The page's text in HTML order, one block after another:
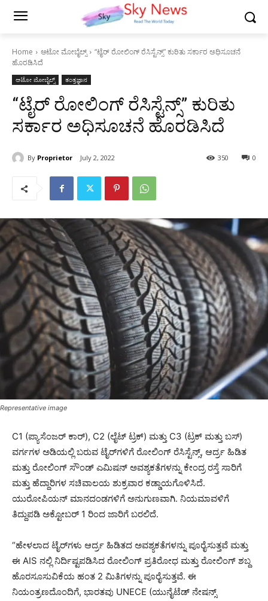
Home ಆಟೋ ಮೋಬೈಲ್ಸ್
“ಟೈರ್ ರೋಲಿಂಗ್ ರೆಸಿಸ್ಟೆನ್ಸ್” ಕುರಿತು ಸರ್ಕಾರ ಅಧಿಸೂಚನೆ
ಹೊರಡಿಸಿದೆ
ಆಟೋ ಮೋಬೈಲ್ಸ್ ತಂತ್ರಜ್ಞಾನ
“ಟೈರ್ ರೋಲಿಂಗ್ ರೆಸಿಸ್ಟೆನ್ಸ್” ಕುರಿತು
ಸರ್ಕಾರ ಅಧಿಸೂಚನೆ ಹೊರಡಿಸಿದೆ
By Proprietor July 2, 2022 0
350
Representative image
C1 (ಪ್ಯಾಸೆಂಜರ್ ಕಾರ್), C2 (ಲೈಟ್ ಟ್ರಕ್) ಮತ್ತು C3 (ಟ್ರಕ್ ಮತ್ತು ಬಸ್)
ವರ್ಗಗಳ ಅಡಿಯಲ್ಲಿ ಬರುವ ಟೈರ್‌ಗಳಿಗೆ ರೋಲಿಂಗ್ ರೆಸಿಸ್ಟೆನ್ಸ್, ಆರ್ದ್ರ ಹಿಡಿತ
ಮತ್ತು ರೋಲಿಂಗ್ ಸೌಂಡ್ ಎಮಿಷನ್ ಅವಶ್ಯಕತೆಗಳನ್ನು ಕೇಂದ್ರ ರಸ್ತೆ ಸಾರಿಗೆ
ಮತ್ತು ಹೆದ್ದಾರಿಗಳ ಸಚಿವಾಲಯ ಶುಕ್ರವಾರ ಕಡ್ಡಾಯಗೊಳಿಸಿದೆ.
ಯುರೋಪಿಯನ್ ಮಾನದಂಡಗಳಿಗೆ ಅನುಗುಣವಾಗಿ. ನಿಯಮಾವಳಿಗೆ
ತಿದ್ದುಪಡಿ ಅಕ್ಟೋಬರ್ 1 ರಿಂದ ಜಾರಿಗೆ ಬರಲಿದೆ.
“ಹೇಳಲಾದ ಟೈರ್‌ಗಳು ಆರ್ದ್ರ ಹಿಡಿತದ ಅವಶ್ಯಕತೆಗಳನ್ನು ಪೂರೈಸುತ್ತವೆ ಮತ್ತು
ಈ AIS ನಲ್ಲಿ ನಿರ್ದಿಷ್ಟಪಡಿಸಿದ ರೋಲಿಂಗ್ ಪ್ರತಿರೋಧ ಮತ್ತು ರೋಲಿಂಗ್ ಶಬ್ದ
ಹೊರಸೂಸುವಿಕೆಯ ಹಂತ 2 ಮಿತಿಗಳನ್ನು ಪೂರೈಸುತ್ತವೆ. ಈ
ನಿಯಂತ್ರಣದೊಂದಿಗೆ, ಭಾರತವು UNECE (ಯುನೈಟೆಡ್ ನೇಷನ್ಸ್